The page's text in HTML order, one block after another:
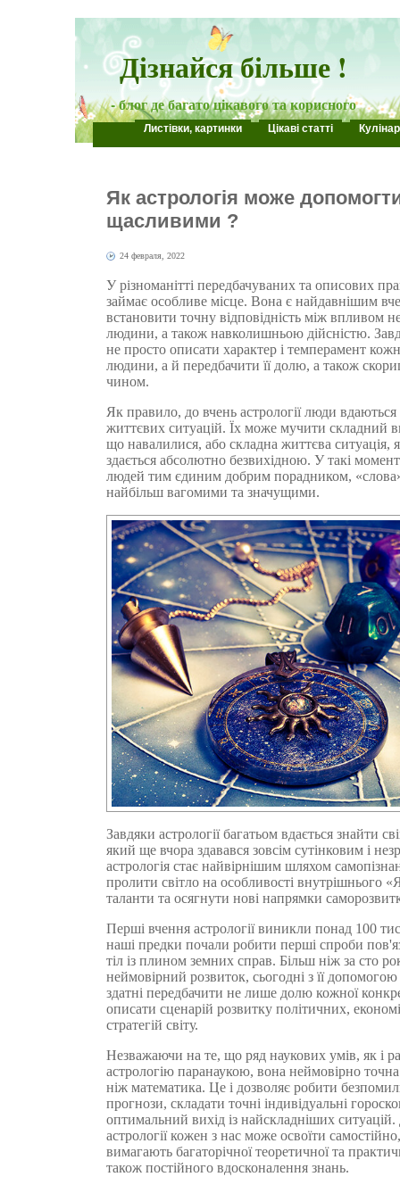
Дізнайся більше !
- блог де багато цікавого та корисного
Листівки, картинки Цікаві статті
Як астрологія може
щасливими ?
24 февраля, 2022
У різноманітті передбачуваних та описових
займає особливе місце. Вона є найдавнішим
встановити точну відповідність між впливом
людини, а також навколишньою дійсністю.
не просто описати характер і темперамент
людини, а й передбачити її долю, а також
чином.
Як правило, до вчень астрології люди
життєвих ситуацій. Їх може мучити складний
що навалилися, або складна життєва ситуація,
здається абсолютно безвихідною. У такі
людей тим єдиним добрим порадником,
найбільш вагомими та значущими.
Завдяки астрології багатьом вдається знайти
який ще вчора здавався зовсім сутінковим і
астрологія стає найвірнішим шляхом
пролити світло на особливості внутрішнього
таланти та осягнути нові напрямки
Перші вчення астрології виникли понад 100
наші предки почали робити перші спроби
тіл із плином земних справ. Більш ніж за сто
неймовірний розвиток, сьогодні з її допомогою
здатні передбачити не лише долю кожної
описати сценарій розвитку політичних,
стратегій світу.
Незважаючи на те, що ряд наукових умів, як і
астрологію паранаукою, вона неймовірно
ніж математика. Це і дозволяє робити
прогнози, складати точні індивідуальні
оптимальний вихід із найскладніших
астрології кожен з нас може освоїти
вимагають багаторічної теоретичної та
також постійного вдосконалення знань.